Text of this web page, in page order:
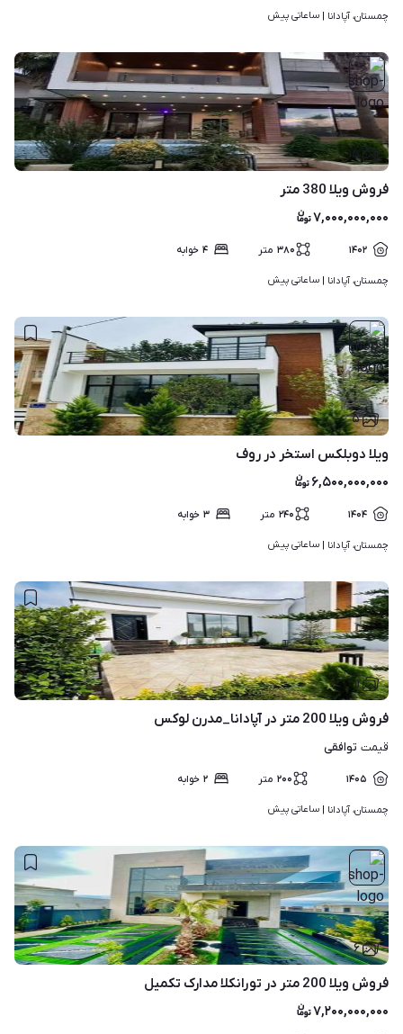
چمستان، آپادانا | ساعاتی پیش
۱۵
فروش ویلا 380 متر
۷,۰۰۰,۰۰۰,۰۰۰
۱۴۰۲ ۳۸۰ متر ۴ خوابه
چمستان، آپادانا | ساعاتی پیش
۵
ویلا دوبلکس استخر در روف
۶,۵۰۰,۰۰۰,۰۰۰
۱۴۰۴ ۲۴۰ متر ۳ خوابه
چمستان، آپادانا | ساعاتی پیش
۱۱
فروش ویلا 200 متر در آپادانا_مدرن لوکس
قیمت توافقی
۱۴۰۵ ۲۰۰ متر ۲ خوابه
چمستان، آپادانا | ساعاتی پیش
۶
فروش ویلا 200 متر در تورانکلا مدارک تکمیل
۷,۲۰۰,۰۰۰,۰۰۰